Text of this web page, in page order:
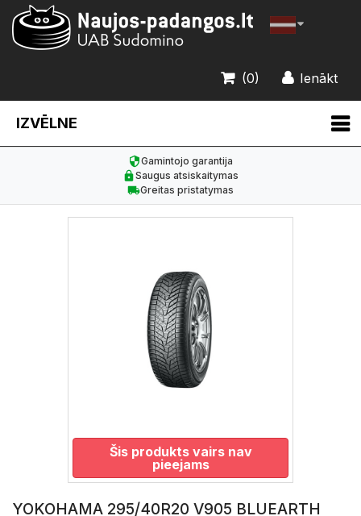
Ienākt
(0)
IZVĒLNE
Gamintojo garantija
Saugus atsiskaitymas
Greitas pristatymas
Šis produkts vairs nav
pieejams
YOKOHAMA 295/40R20 V905 BLUEARTH